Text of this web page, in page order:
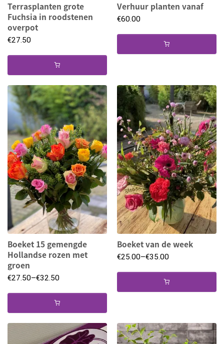
Terrasplanten grote
Fuchsia in roodstenen
overpot
€27.50
Verhuur planten vanaf
€60.00
Boeket 15 gemengde
Hollandse rozen met
groen
€27.50–€32.50
Boeket van de week
€25.00–€35.00